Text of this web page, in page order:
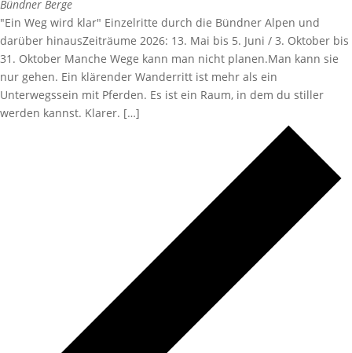
Bündner Berge
"Ein Weg wird klar" Einzelritte durch die Bündner Alpen und
darüber hinausZeiträume 2026: 13. Mai bis 5. Juni / 3. Oktober bis
31. Oktober Manche Wege kann man nicht planen.Man kann sie
nur gehen. Ein klärender Wanderritt ist mehr als ein
Unterwegssein mit Pferden. Es ist ein Raum, in dem du stiller
werden kannst. Klarer. […]